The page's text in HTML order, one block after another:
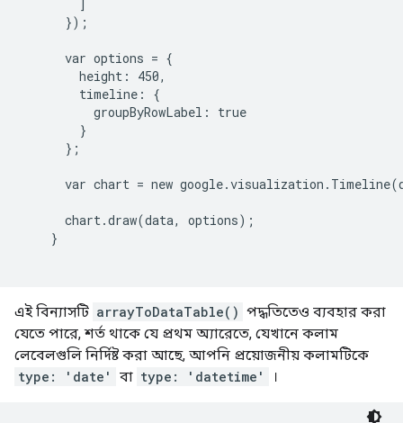
        ]
      });
      var options = {
        height: 450,
        timeline: {
          groupByRowLabel: true
        }
      };
var chart = new
      chart.draw(data, options);
    }
এই বিন্যাসটি arrayToDataTable() পদ্ধতিতেও ব্যবহার করা
যেতে পারে, শর্ত থাকে যে প্রথম অ্যারেতে, যেখানে কলাম
লেবেলগুলি নির্দিষ্ট করা আছে, আপনি প্রয়োজনীয় কলামটিকে
type: 'date'
বা type: 'datetime' ।